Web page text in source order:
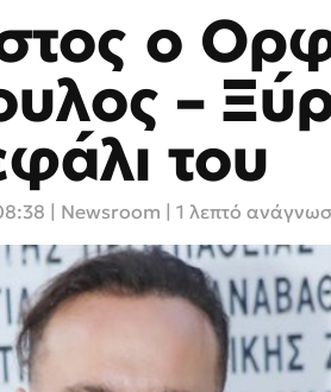
ο
–
του
Newsroom | 1 λεπτό